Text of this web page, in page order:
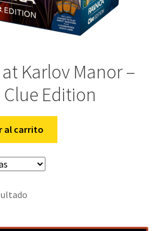
Karlov Manor –
Clue Edition
al carrito